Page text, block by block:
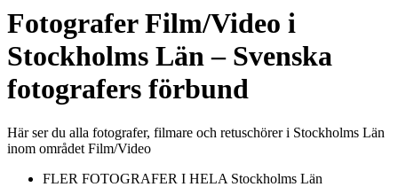
FotograferFilm/Video i
Stockholms Län– Svenska
fotografers förbund
Här ser du alla fotografer, filmare och retuschörer i Stockholms Län
inom området Film/Video
FLER FOTOGRAFER I HELA Stockholms Län